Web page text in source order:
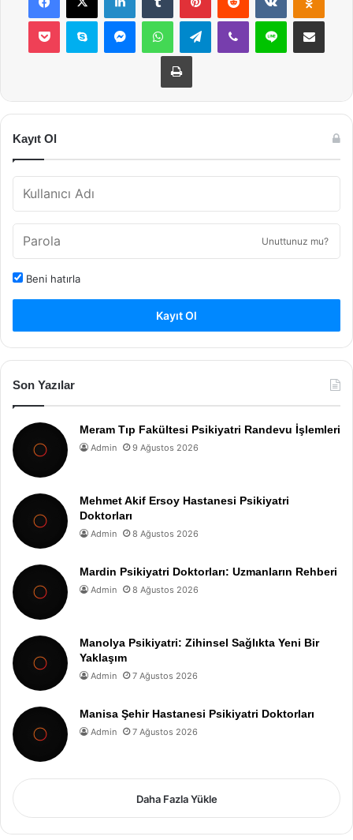
Pocket Skype MessengerWhatsAppTelegramViber Line E-Posta ile
Yazdır
Kayıt Ol
Unuttunuz mu?
Beni hatırla
Kayıt Ol
Son Yazılar
Meram Tıp Fakültesi Psikiyatri Randevu İşlemleri
Admin 9 Ağustos 2026
Mehmet Akif Ersoy Hastanesi Psikiyatri
Doktorları
Admin 8 Ağustos 2026
Mardin Psikiyatri Doktorları: Uzmanların Rehberi
Admin 8 Ağustos 2026
Manolya Psikiyatri: Zihinsel Sağlıkta Yeni Bir
Yaklaşım
Admin 7 Ağustos 2026
Manisa Şehir Hastanesi Psikiyatri Doktorları
Admin 7 Ağustos 2026
Daha Fazla Yükle